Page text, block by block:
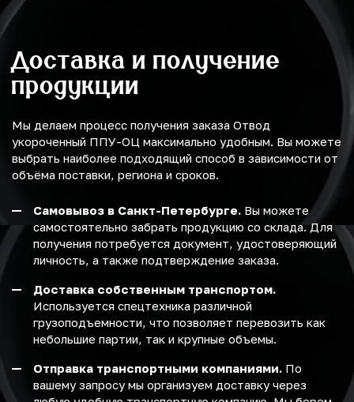
Доставка и получение
продукции
Мы делаем процесс получения заказа Отвод
укороченный ППУ-ОЦ максимально удобным. Вы можете
выбрать наиболее подходящий способ в зависимости от
объёма поставки, региона и сроков.
Самовывоз в Санкт-Петербурге. Вы можете
самостоятельно забрать продукцию со склада. Для
получения потребуется документ, удостоверяющий
личность, а также подтверждение заказа.
Доставка собственным транспортом.
Используется спецтехника различной
грузоподъемности, что позволяет перевозить как
небольшие партии, так и крупные объемы.
Отправка транспортными компаниями. По
вашему запросу мы организуем доставку через